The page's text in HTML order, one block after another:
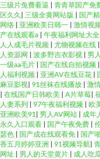
三级片免费看逼 | 青青草国产免
区久久 | 三级全黄网站版 | 国产
网络 | 亚洲欧美日韩一 | 激情视
产在线观看a | 午夜福利网址大全
人人成毛片视频 | 尤物视频在线 |
人资源网 | 波多野吉衣影视 | 男
一级aa毛片 | 国产在线自拍视频 |
人福利视频 | 亚洲AV在线豆花 |
麻豆影视| 91丝袜在线播放 | 激
| 在线国产日韩欧美 | A片草莓|
人妻系列 | 97午夜福利视频 | 欧
亚洲欧美91 | 男人AV网站 | 成年
永久入口观看 | 国产午夜免费 |
瑟色 | 国产成在线观看免 | 国产
香五月婷婷亚洲 | 91视频导航|
网址 | 男人的天堂黄片 | 成人吃